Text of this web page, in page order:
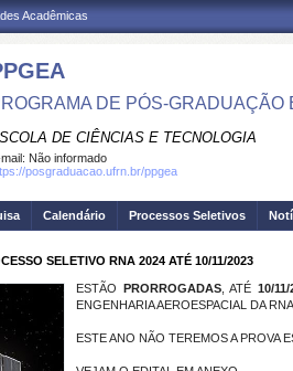
Acadêmicas
DE PÓS-
DE CIÊNCIAS E TECNOLOGIA
Não informado
posgraduacao.ufrn.br/ppgea
Calendário Processos Seletivos
SELETIVO RNA 2024 ATÉ 10/11/2023
ESTÃO PRORROGADAS, ATÉ 10/11/
ENGENHARIA AEROESPACIAL DA
ESTE ANO NÃO TEREMOS A PROVA